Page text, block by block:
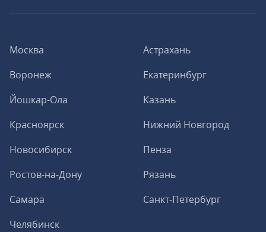
Москва
Астрахань
Воронеж
Екатеринбург
Йошкар-Ола
Казань
Красноярск
Нижний Новгород
Новосибирск
Пенза
Ростов-на-Дону
Рязань
Самара
Санкт-Петербург
Челябинск